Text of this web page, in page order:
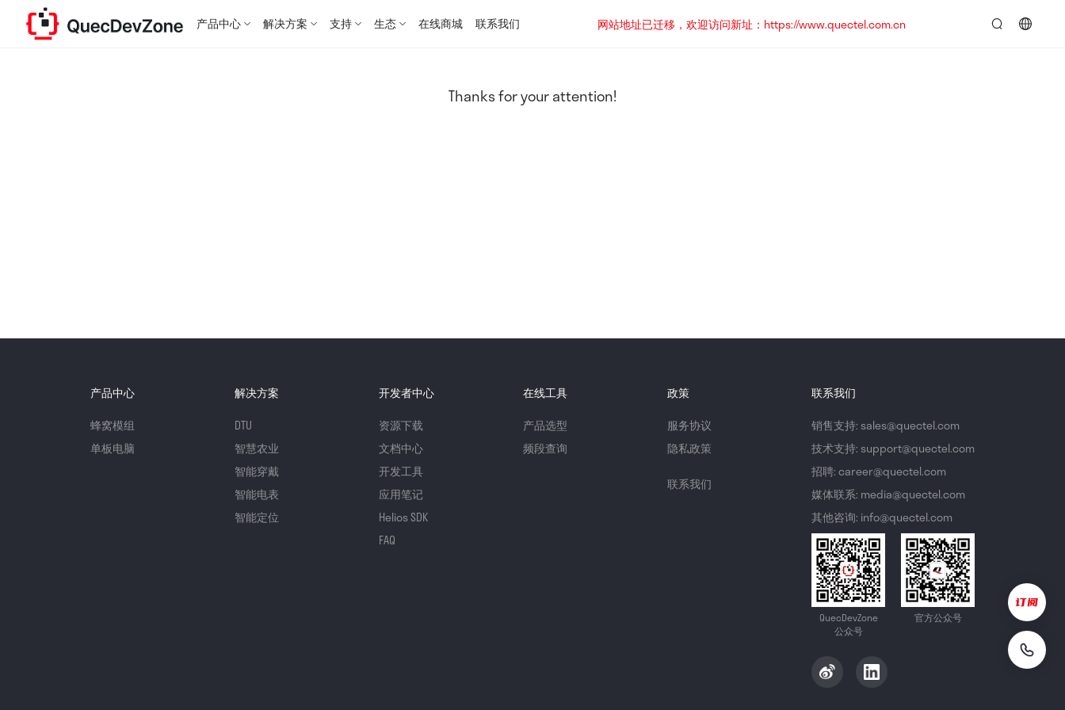
产品中心 解决方案 支持 生态 在线商城 联系我们
网站地址已迁移，欢迎访问新址：https://www.quectel.com.cn
Thanks for your attention!
产品中心
蜂窝模组
单板电脑
解决方案
DTU
智慧农业
智能穿戴
智能电表
智能定位
开发者中心
资源下载
文档中心
开发工具
应用笔记
Helios SDK
FAQ
在线工具
产品选型
频段查询
政策
服务协议
隐私政策
联系我们
联系我们
销售支持: sales@quectel.com
技术支持: support@quectel.com
招聘: career@quectel.com
媒体联系: media@quectel.com
其他咨询: info@quectel.com
QuecDevZone
公众号
官方公众号